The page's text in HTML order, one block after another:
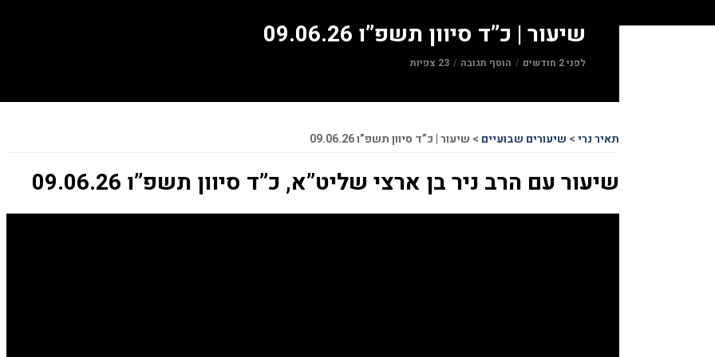
ט
שיעור | כ”ד סיוון תשפ”ו 09.06.26
לפני 2 חודשים הוסף תגובה 23 צפיות
תאיר נרי> שיעורים שבועיים > שיעור | כ”ד סיוון תשפ”ו 09.06.26
שיעור עם הרב ניר בן ארצי שליט”א, כ”ד סיוון תשפ”ו 09.06.26